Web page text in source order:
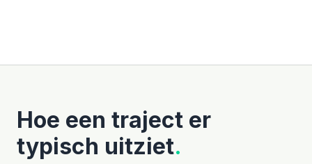
Hoe een traject er
typisch uitziet.